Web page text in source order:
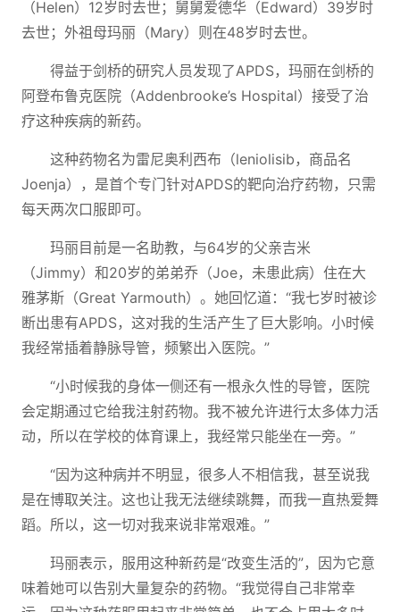
（Helen）12岁时去世；舅舅爱德华（Edward）39岁时
去世；外祖母玛丽（Mary）则在48岁时去世。
得益于剑桥的研究人员发现了APDS，玛丽在剑桥的
阿登布鲁克医院（Addenbrooke’s Hospital）接受了治
疗这种疾病的新药。
这种药物名为雷尼奥利西布（leniolisib，商品名
Joenja），是首个专门针对APDS的靶向治疗药物，只需
每天两次口服即可。
玛丽目前是一名助教，与64岁的父亲吉米
（Jimmy）和20岁的弟弟乔（Joe，未患此病）住在大
雅茅斯（Great Yarmouth）。她回忆道：“我七岁时被诊
断出患有APDS，这对我的生活产生了巨大影响。小时候
我经常插着静脉导管，频繁出入医院。”
“小时候我的身体一侧还有一根永久性的导管，医院
会定期通过它给我注射药物。我不被允许进行太多体力活
动，所以在学校的体育课上，我经常只能坐在一旁。”
“因为这种病并不明显，很多人不相信我，甚至说我
是在博取关注。这也让我无法继续跳舞，而我一直热爱舞
蹈。所以，这一切对我来说非常艰难。”
玛丽表示，服用这种新药是“改变生活的”，因为它意
味着她可以告别大量复杂的药物。“我觉得自己非常幸